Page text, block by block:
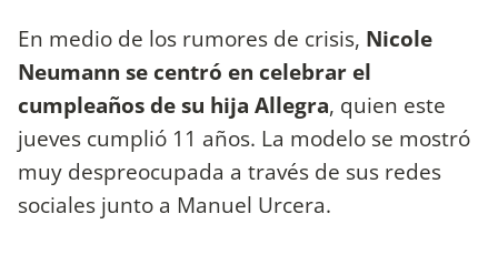
En medio de los rumores de crisis, Nicole
Neumann se centró en celebrar el
cumpleaños de su hija Allegra, quien este
jueves cumplió 11 años. La modelo se mostró
muy despreocupada a través de sus redes
sociales junto a Manuel Urcera.